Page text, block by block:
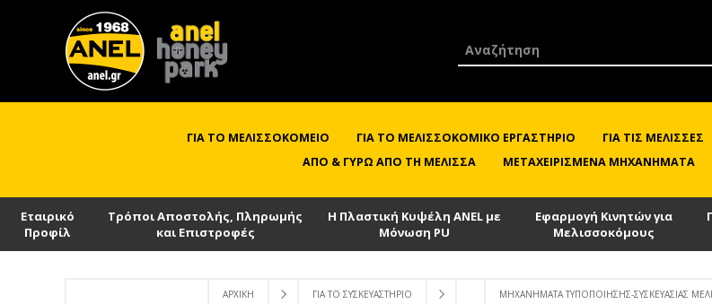
ΓΙΑ ΤΟ ΜΕΛΙΣΣΟΚΟΜΕΊΟ ΓΙΑ ΤΟ ΜΕΛΙΣΣΟΚΟΜΙΚΌ ΕΡΓΑΣΤΉΡΙΟ ΓΙΑ ΤΙΣ ΜΈΛΙΣΣΕΣ
ΑΠΌ & ΓΎΡΩ ΑΠΌ ΤΗ ΜΈΛΙΣΣΑ
ΜΕΤΑΧΕΙΡΙΣΜΈΝΑ ΜΗΧΑΝΉΜΑΤΑ
Εταιρικό
Προφίλ
Τρόποι Αποστολής, Πληρωμής
και Επιστροφές
Η Πλαστική Κυψέλη ANEL με
Μόνωση PU
Εφαρμογή Κινητών για
Μελισσοκόμους
ΑΡΧΙΚΉ ΓΙΑ ΤΟ ΣΥΣΚΕΥΑΣΤΉΡΙΟ ΜΗΧΑΝΉΜΑΤΑ ΤΥΠΟΠΟΊΗΣΗΣ-ΣΥΣΚΕΥΑΣΊΑΣ